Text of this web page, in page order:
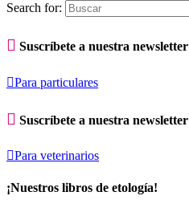
Search for:
 Suscríbete a nuestra newsletter
Para particulares
 Suscríbete a nuestra newsletter
Para veterinarios
¡Nuestros libros de etología!